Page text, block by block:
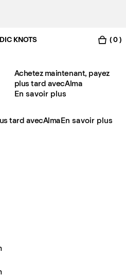
KNOTS ( 0 )
Achetez maintenant, payez
plus tard avecAlma
En savoir plus
tard avecAlmaEn savoir plus